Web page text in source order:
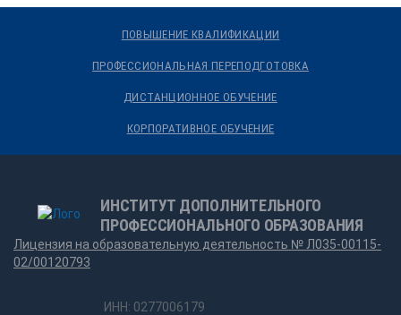
ПОВЫШЕНИЕ КВАЛИФИКАЦИИ
ПРОФЕССИОНАЛЬНАЯ ПЕРЕПОДГОТОВКА
ДИСТАНЦИОННОЕ ОБУЧЕНИЕ
КОРПОРАТИВНОЕ ОБУЧЕНИЕ
ИНСТИТУТ ДОПОЛНИТЕЛЬНОГО
ПРОФЕССИОНАЛЬНОГО ОБРАЗОВАНИЯ
Лицензия на образовательную деятельность № Л035-00115-
02/00120793
ИНН: 0277006179